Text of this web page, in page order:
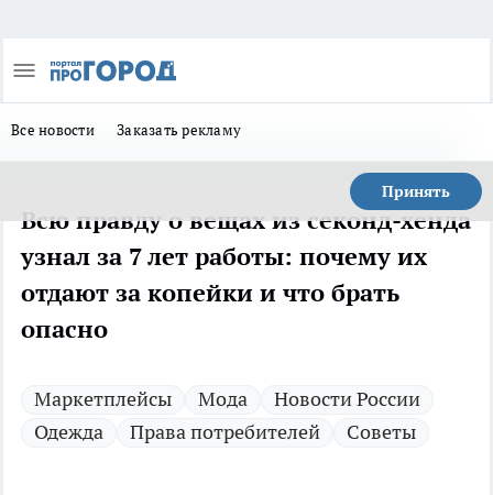
Все новости Заказать рекламу
Принять
Всю правду о вещах из секонд-хенда
узнал за 7 лет работы: почему их
отдают за копейки и что брать
опасно
Маркетплейсы Мода
Новости России
Одежда
Права потребителей Советы